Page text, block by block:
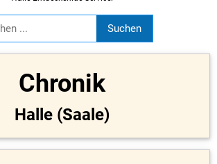
Chronik
Halle (Saale)